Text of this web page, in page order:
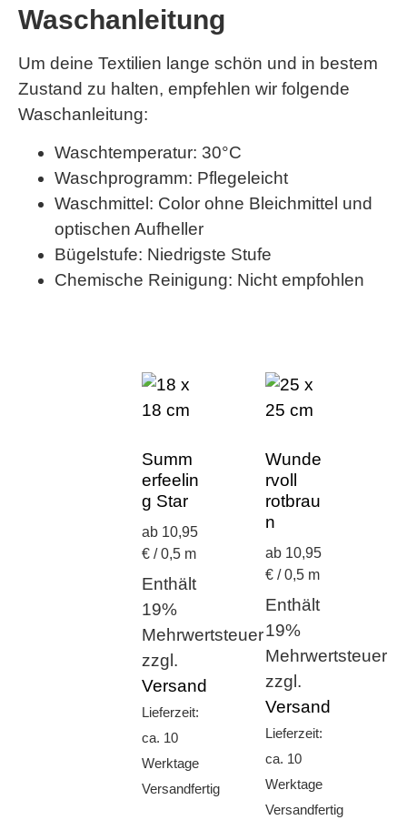
Waschanleitung
Um deine Textilien lange schön und in bestem
Zustand zu halten, empfehlen wir folgende
Waschanleitung:
Waschtemperatur: 30°C
Waschprogramm: Pflegeleicht
Waschmittel: Color ohne Bleichmittel und
optischen Aufheller
Bügelstufe: Niedrigste Stufe
Chemische Reinigung: Nicht empfohlen
Summ
erfeelin
g Star
ab 10,95
€ / 0,5 m
Enthält
19%
Mehrwertsteuer
zzgl.
Versand
Lieferzeit:
ca. 10
Werktage
Versandfertig
Wunde
rvoll
rotbrau
n
ab 10,95
€ / 0,5 m
Enthält
19%
Mehrwertsteuer
zzgl.
Versand
Lieferzeit:
ca. 10
Werktage
Versandfertig